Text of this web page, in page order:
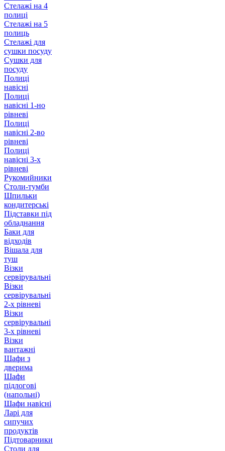
Стелажі на 4
полиці
Стелажі на 5
полиць
Стелажі для
сушки посуду
Сушки для
посуду
Полиці
навісні
Полиці
навісні 1-но
рівневі
Полиці
навісні 2-во
рівневі
Полиці
навісні 3-х
рівневі
Рукомийники
Столи-тумби
Шпильки
кондитерські
Підставки під
обладнання
Баки для
відходів
Вішала для
туш
Візки
сервірувальні
Візки
сервірувальні
2-х рівневі
Візки
сервірувальні
3-х рівневі
Візки
вантажні
Шафи з
дверима
Шафи
підлогові
(напольні)
Шафи навісні
Ларі для
сипучих
продуктів
Підтоварники
Столи для